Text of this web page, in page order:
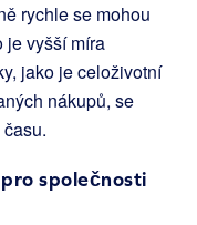
rychle se mohou
je vyšší míra
jako je celoživotní
nákupů, se
společnosti